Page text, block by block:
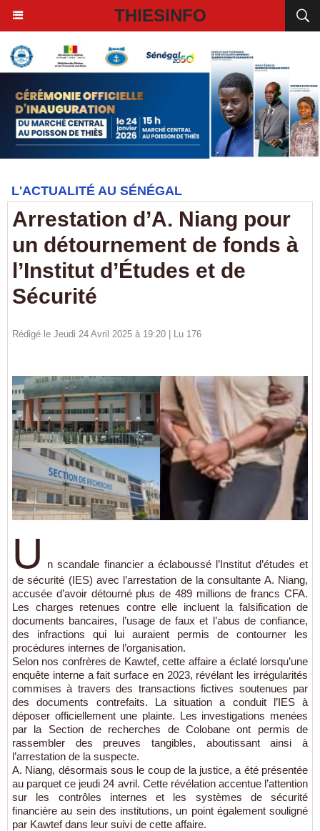
THIESINFO
L'ACTUALITÉ AU SÉNÉGAL
Arrestation d’A. Niang pour
un détournement de fonds à
l’Institut d’Études et de
Sécurité
Rédigé le Jeudi 24 Avril 2025 à 19:20 | Lu 176
U
n scandale financier a éclaboussé l’Institut d’études et
de sécurité (IES) avec l’arrestation de la consultante A. Niang,
accusée d’avoir détourné plus de 489 millions de francs CFA.
Les charges retenues contre elle incluent la falsification de
documents bancaires, l’usage de faux et l’abus de confiance,
des infractions qui lui auraient permis de contourner les
procédures internes de l’organisation.
Selon nos confrères de Kawtef, cette affaire a éclaté lorsqu’une
enquête interne a fait surface en 2023, révélant les irrégularités
commises à travers des transactions fictives soutenues par
des documents contrefaits. La situation a conduit l’IES à
déposer officiellement une plainte. Les investigations menées
par la Section de recherches de Colobane ont permis de
rassembler des preuves tangibles, aboutissant ainsi à
l’arrestation de la suspecte.
A. Niang, désormais sous le coup de la justice, a été présentée
au parquet ce jeudi 24 avril. Cette révélation accentue l’attention
sur les contrôles internes et les systèmes de sécurité
financière au sein des institutions, un point également souligné
par Kawtef dans leur suivi de cette affaire.